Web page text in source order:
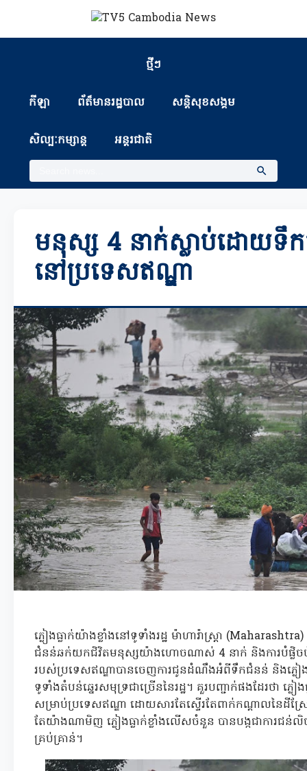
ថ្មីៗ
កីឡា ព័ត៏មានរដ្ឋបាល សន្តិសុខសង្គម
សិល្បៈកម្សាន្ត អន្តរជាតិ
មនុស្ស 4 នាក់ស្លាប់ដោយទឹ
នៅប្រទេសឥណ្ឌា
ភ្លៀងធ្លាក់យ៉ាងខ្លាំងនៅទូទាំងរដ្ឋ ម៉ាហារ៉ាស្ត្រា
ជំនន់ឆក់យកជិវិតមនុស្សយ៉ាងហោចណាស់ 4 នាក់ និងការបំផ្លិចបំ
របស់ប្រទេសឥណ្ឌាបានចេញការជូនដំណឹងអំពីទឹកជំនន់ និងភ្លៀងធ្
ទូទាំងតំបន់ឆ្នេរសមុទ្រជាច្រើននៃរដ្ឋ។ គួរបញ្ជាក់ផងដែរថា ភ្ល
សម្រាប់ប្រទេសឥណ្ឌា ដោយសារតែស្ទើរតែពាក់កណ្តាលនៃដីស្រែ
តែយ៉ាងណាមិញ ភ្លៀងធ្លាក់ខ្លាំងលើសចំនួន បានបង្កជាការជន់
គ្រប់គ្រាន់។